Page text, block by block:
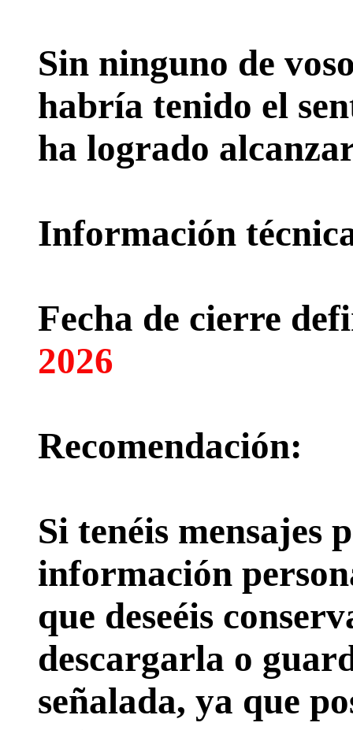
Sin ninguno de
habría tenido el
ha logrado
Información
Fecha de cierre
2026
Recomendación:
Si tenéis mensajes
información
que deseéis
descargarla o
señalada, ya que